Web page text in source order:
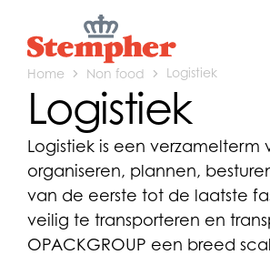
Home Non food Logistiek
Logistiek
Logistiek is een
organiseren, plannen,
van de eerste tot de laatste
veilig te transporteren en
OPACKGROUP een breed